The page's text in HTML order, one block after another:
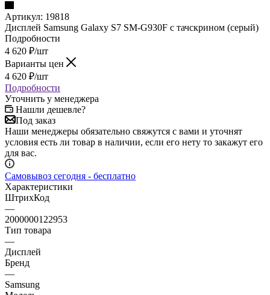
Артикул: 19818
Дисплей Samsung Galaxy S7 SM-G930F с тачскрином (серый)
Подробности
4 620 ₽/шт
Варианты цен
4 620 ₽/шт
Подробности
Уточнить у менеджера
Нашли дешевле?
Под заказ
Наши менеджеры обязательно свяжутся с вами и уточнят
условия есть ли товар в наличии, если его нету то закажут его
для вас.
Самовывоз сегодня - бесплатно
Характеристики
ШтрихКод
—
2000000122953
Тип товара
—
Дисплей
Бренд
—
Samsung